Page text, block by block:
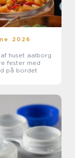
2026
huset aalborg
fester med
på bordet